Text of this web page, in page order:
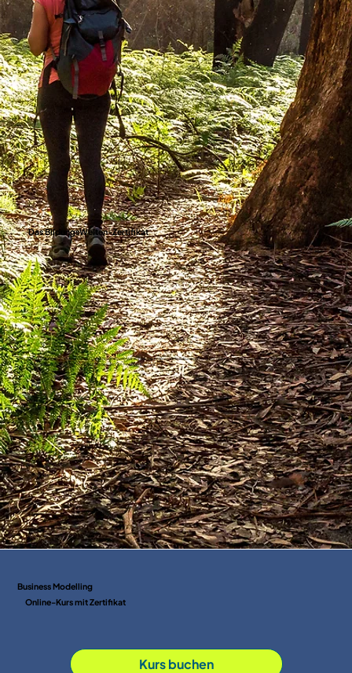
Das BildungsWelten-Zertifikat
Die bit BildungsWelten sind Ö-Cert und TÜV-zertifiziert. Wir achten bei unseren Online-Kursen streng auf Qualität und Aktualität. Deshalb bietet das
BildungsWelten-Zertifikat einen echten beruflichen Mehrwert.
Business Modelling
Online-Kurs mit Zertifikat
Kurs buchen